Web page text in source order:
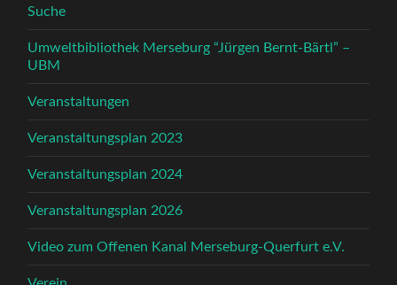
Suche
Umweltbibliothek Merseburg “Jürgen Bernt-Bärtl” –
UBM
Veranstaltungen
Veranstaltungsplan 2023
Veranstaltungsplan 2024
Veranstaltungsplan 2026
Video zum Offenen Kanal Merseburg-Querfurt e.V.